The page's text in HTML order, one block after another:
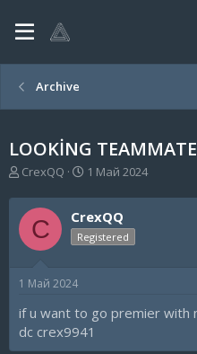
Archive
LOOKİNG
А
т
о
р
т
м
CrexQQ
Д
т
а
н
а
1 Май 2024
C CrexQQ
Registered
1 Май 2024
if u want to go premier with
dc crex9941